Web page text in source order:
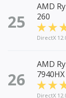
25
AMD
260
DirectX
26
AMD
7940HX
DirectX